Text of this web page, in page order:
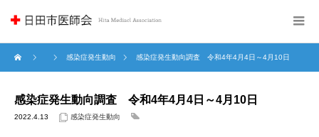
感染症発生動向 感染症発生動向調査 令和4年4月4日～4月10日
感染症発生動向調査 令和4年4月4日～4月10日
2022.4.13 感染症発生動向